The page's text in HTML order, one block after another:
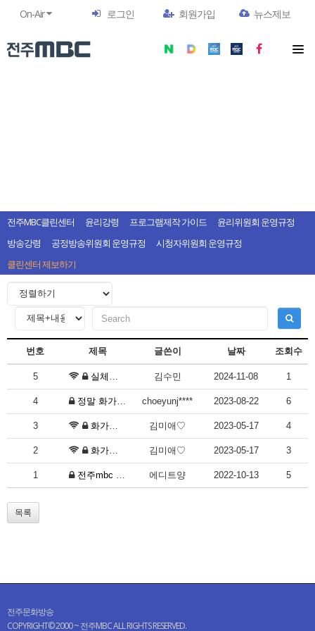
On-Air 로그인 회원가입 뉴스제보
전주MBC클린센터 윤리강령 프로그램제작 가이드
윤리위원회 운영규정
방송강령
공정방송위원회 운영규정
시청자위원회 운영규정
클린센터 제보하기
전주문화방송
COPYRIGHT© 2000 ~ 전주MBC ALL RIGHTS RESERVED.